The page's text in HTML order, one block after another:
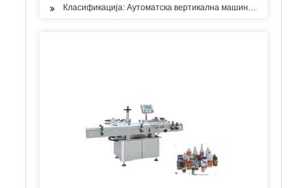
Класификација: Аутоматска вертикална машина за